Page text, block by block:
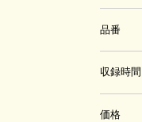
品番
収録時間
価格